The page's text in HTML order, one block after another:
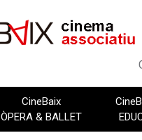
CineBaix
ÒPERA & BALLET